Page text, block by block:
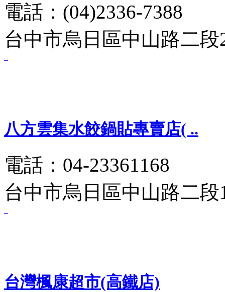
電話：(04)2336-7388
台中市烏日區中山路二段
八方雲集水餃鍋貼專賣店( ..
電話：04-23361168
台中市烏日區中山路二段
台灣楓康超市(高鐵店)